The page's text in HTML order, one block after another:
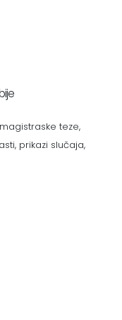
teze,
prikazi slučaja,